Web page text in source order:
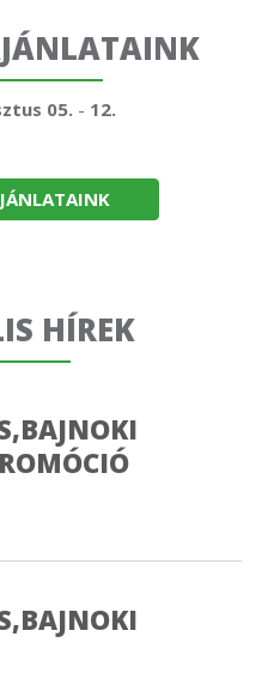
05.- 12.
HÍREK